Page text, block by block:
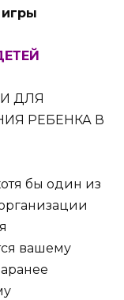
ДЛЯ
РЕБЕНКА В
бы один из
вашему